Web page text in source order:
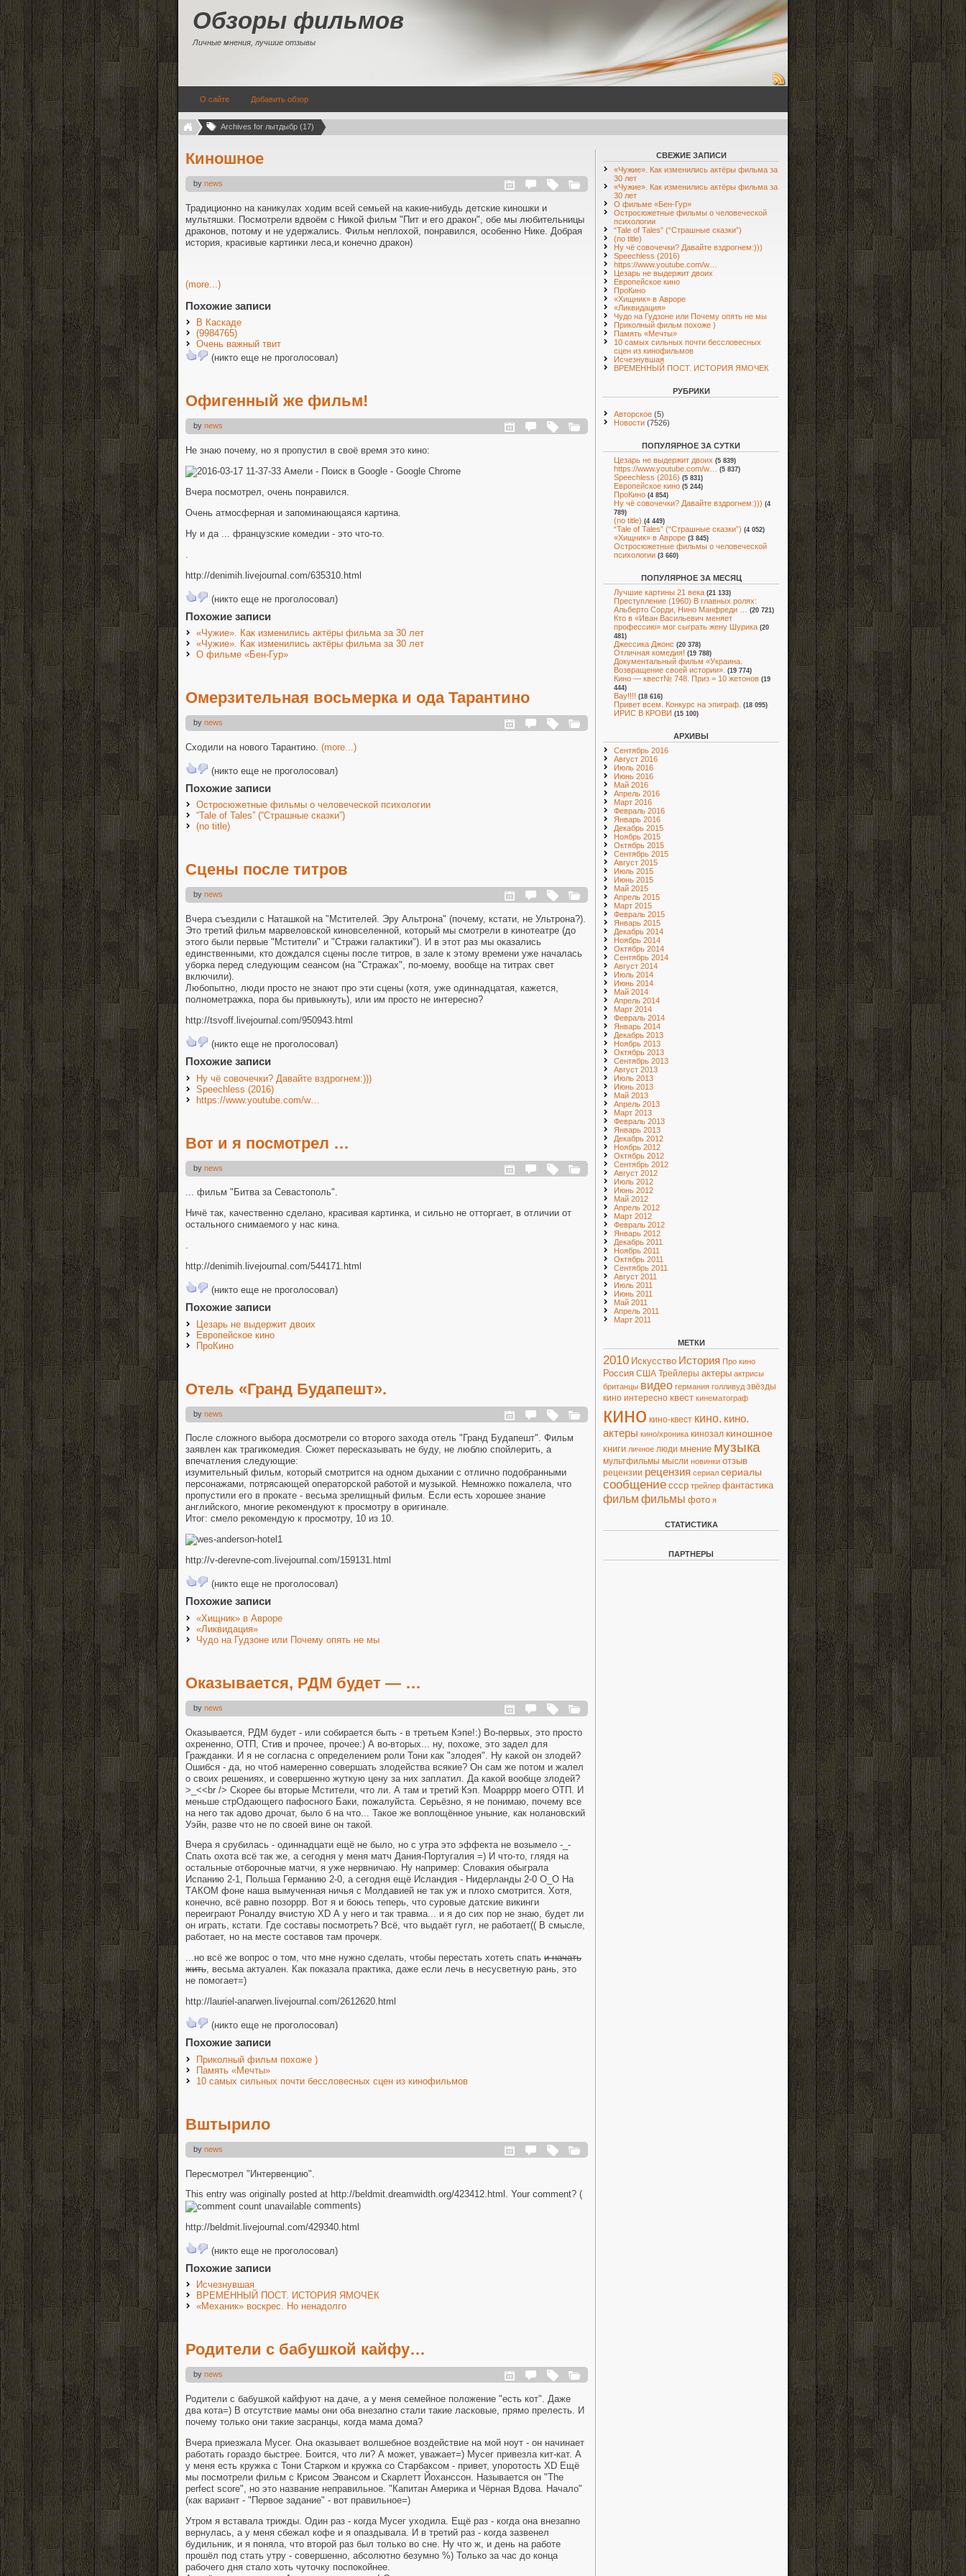
Обзоры фильмов
Личные мнения, лучшие отзывы
О сайте Добавить обзор
Archives for лытдыбр (17)
Киношное
by news
Традиционно на каникулах ходим всей семьей на какие-нибудь детские киношки и
мультяшки. Посмотрели вдвоём с Никой фильм "Пит и его дракон", обе мы любительницы
драконов, потому и не удержались. Фильм неплохой, понравился, особенно Нике. Добрая
история, красивые картинки леса,и конечно дракон)
(more...)
Похожие записи
В Каскаде
(9984765)
Очень важный твит
(никто еще не проголосовал)
Офигенный же фильм!
by news
Не знаю почему, но я пропустил в своё время это кино:
Вчера посмотрел, очень понравился.
Очень атмосферная и запоминающаяся картина.
Ну и да ... французские комедии - это что-то.
.
http://denimih.livejournal.com/635310.html
(никто еще не проголосовал)
Похожие записи
«Чужие». Как изменились актёры фильма за 30 лет
«Чужие». Как изменились актёры фильма за 30 лет
О фильме «Бен-Гур»
Омерзительная восьмерка и ода Тарантино
by news
Сходили на нового Тарантино. (more...)
(никто еще не проголосовал)
Похожие записи
Остросюжетные фильмы о человеческой психологии
“Tale of Tales” (“Страшные сказки”)
(no title)
Сцены после титров
by news
Вчера съездили с Наташкой на "Мстителей. Эру Альтрона" (почему, кстати, не Ультрона?).
Это третий фильм марвеловской киновселенной, который мы смотрели в кинотеатре (до
этого были первые "Мстители" и "Стражи галактики"). И в этот раз мы оказались
единственными, кто дождался сцены после титров, в зале к этому времени уже началась
уборка перед следующим сеансом (на "Стражах", по-моему, вообще на титрах свет
включили).
Любопытно, люди просто не знают про эти сцены (хотя, уже одиннадцатая, кажется,
полнометражка, пора бы привыкнуть), или им просто не интересно?
http://tsvoff.livejournal.com/950943.html
(никто еще не проголосовал)
Похожие записи
Ну чё совочечки? Давайте вздрогнем:)))
Speechless (2016)
https://www.youtube.com/w…
Вот и я посмотрел …
by news
... фильм "Битва за Севастополь".
Ничё так, качественно сделано, красивая картинка, и сильно не отторгает, в отличии от
остального снимаемого у нас кина.
.
http://denimih.livejournal.com/544171.html
(никто еще не проголосовал)
Похожие записи
Цезарь не выдержит двоих
Европейское кино
ПроКино
Отель «Гранд Будапешт».
by news
После сложного выбора досмотрели со второго захода отель "Гранд Будапешт". Фильм
заявлен как трагикомедия. Сюжет пересказывать не буду, не люблю спойлерить, а
впечатления следующие:
изумительный фильм, который смотрится на одном дыхании с отлично подобранными
персонажами, потрясающей операторской работой и музыкой. Немножко пожалела, что
пропустили его в прокате - весьма зрелищный фильм. Если есть хорошее знание
английского, многие рекомендуют к просмотру в оригинале.
Итог: смело рекомендую к просмотру, 10 из 10.
http://v-derevne-com.livejournal.com/159131.html
(никто еще не проголосовал)
Похожие записи
«Хищник» в Авроре
«Ликвидация»
Чудо на Гудзоне или Почему опять не мы
Оказывается, РДМ будет — …
by news
Оказывается, РДМ будет - или собирается быть - в третьем Кэпе!:) Во-первых, это просто
охрененно, ОТП, Стив и прочее, прочее:) А во-вторых... ну, похоже, это задел для
Гражданки. И я не согласна с определением роли Тони как "злодея". Ну какой он злодей?
Ошибся - да, но чтоб намеренно совершать злодейства всякие? Он сам же потом и жалел
о своих решениях, и совершенно жуткую цену за них заплатил. Да какой вообще злодей?
>_<<br /> Скорее бы вторые Мстители, что ли. А там и третий Кэп. Моарррр моего ОТП. И
меньше стрОдающего пафосного Баки, пожалуйста. Серьёзно, я не понимаю, почему все
на него так адово дрочат, было б на что... Такое же воплощённое уныние, как нолановский
Уэйн, разве что не по своей вине он такой.
Вчера я срубилась - одиннадцати ещё не было, но с утра это эффекта не возымело -_-
Спать охота всё так же, а сегодня у меня матч Дания-Португалия =) И что-то, глядя на
остальные отборочные матчи, я уже нервничаю. Ну например: Словакия обыграла
Испанию 2-1, Польша Германию 2-0, а сегодня ещё Исландия - Нидерланды 2-0 О_О На
ТАКОМ фоне наша вымученная ничья с Молдавией не так уж и плохо смотрится. Хотя,
конечно, всё равно позоррр. Вот я и боюсь теперь, что суровые датские викинги
переиграют Роналду вчистую XD А у него и так травма... и я до сих пор не знаю, будет ли
он играть, кстати. Где составы посмотреть? Всё, что выдаёт гугл, не работает(( В смысле,
работает, но на месте составов там прочерк.
...но всё же вопрос о том, что мне нужно сделать, чтобы перестать хотеть спать и начать
жить, весьма актуален. Как показала практика, даже если лечь в несусветную рань, это
не помогает=)
http://lauriel-anarwen.livejournal.com/2612620.html
(никто еще не проголосовал)
Похожие записи
Приколный фильм похоже )
Память «Мечты»
10 самых сильных почти бессловесных сцен из кинофильмов
Вштырило
by news
Пересмотрел "Интервенцию".
This entry was originally posted at http://beldmit.dreamwidth.org/423412.html. Your comment? (
comments)
http://beldmit.livejournal.com/429340.html
(никто еще не проголосовал)
Похожие записи
Исчезнувшая
ВРЕМЕННЫЙ ПОСТ. ИСТОРИЯ ЯМОЧЕК
«Механик» воскрес. Но ненадолго
Родители с бабушкой кайфу…
by news
Родители с бабушкой кайфуют на даче, а у меня семейное положение "есть кот". Даже
два кота=) В отсутствие мамы они оба внезапно стали такие ласковые, прямо прелесть. И
почему только они такие засранцы, когда мама дома?
Вчера приезжала Мусег. Она оказывает волшебное воздействие на мой ноут - он начинает
работать гораздо быстрее. Боится, что ли? А может, уважает=) Мусег привезла кит-кат. А
у меня есть кружка с Тони Старком и кружка со Старбаксом - привет, упоротость XD Ещё
мы посмотрели фильм с Крисом Эвансом и Скарлетт Йоханссон. Называется он "The
perfect score", но это название неправильное. "Капитан Америка и Чёрная Вдова. Начало"
(как вариант - "Первое задание" - вот правильное=)
Утром я вставала трижды. Один раз - когда Мусег уходила. Ещё раз - когда она внезапно
вернулась, а у меня сбежал кофе и я опаздывала. И в третий раз - когда зазвенел
будильник, и я поняла, что второй раз был только во сне. Ну что ж, и день на работе
прошёл под стать утру - совершенно, абсолютно безумно %) Только за час до конца
рабочего дня стало хоть чуточку поспокойнее.
СВЕЖИЕ ЗАПИСИ
«Чужие». Как изменились актёры фильма за
30 лет
«Чужие». Как изменились актёры фильма за
30 лет
О фильме «Бен-Гур»
Остросюжетные фильмы о человеческой
психологии
“Tale of Tales” (“Страшные сказки”)
(no title)
Ну чё совочечки? Давайте вздрогнем:)))
Speechless (2016)
https://www.youtube.com/w…
Цезарь не выдержит двоих
Европейское кино
ПроКино
«Хищник» в Авроре
«Ликвидация»
Чудо на Гудзоне или Почему опять не мы
Приколный фильм похоже )
Память «Мечты»
10 самых сильных почти бессловесных
сцен из кинофильмов
Исчезнувшая
ВРЕМЕННЫЙ ПОСТ. ИСТОРИЯ ЯМОЧЕК
РУБРИКИ
Авторское (5)
Новости (7526)
ПОПУЛЯРНОЕ ЗА СУТКИ
Цезарь не выдержит двоих (5 839)
https://www.youtube.com/w… (5 837)
Speechless (2016) (5 831)
Европейское кино (5 244)
ПроКино (4 854)
Ну чё совочечки? Давайте вздрогнем:))) (4
789)
(no title) (4 449)
“Tale of Tales” (“Страшные сказки”) (4 052)
«Хищник» в Авроре (3 845)
Остросюжетные фильмы о человеческой
психологии (3 660)
ПОПУЛЯРНОЕ ЗА МЕСЯЦ
Лучшие картины 21 века (21 133)
Преступление (1960) В главных ролях:
Альберто Сорди, Нино Манфреди …
(20 721)
Кто в «Иван Васильевич меняет
профессию» мог сыграть жену Шурика (20
481)
Джессика Джонс (20 378)
Отличная комедия! (19 788)
Документальный фильм «Украина.
Возвращение своей истории». (19 774)
Кино — квест№ 748. Приз = 10 жетонов (19
444)
Вау!!!! (18 616)
Привет всем. Конкурс на эпиграф. (18 095)
ИРИС В КРОВИ (15 100)
АРХИВЫ
Сентябрь 2016
Август 2016
Июль 2016
Июнь 2016
Май 2016
Апрель 2016
Март 2016
Февраль 2016
Январь 2016
Декабрь 2015
Ноябрь 2015
Октябрь 2015
Сентябрь 2015
Август 2015
Июль 2015
Июнь 2015
Май 2015
Апрель 2015
Март 2015
Февраль 2015
Январь 2015
Декабрь 2014
Ноябрь 2014
Октябрь 2014
Сентябрь 2014
Август 2014
Июль 2014
Июнь 2014
Май 2014
Апрель 2014
Март 2014
Февраль 2014
Январь 2014
Декабрь 2013
Ноябрь 2013
Октябрь 2013
Сентябрь 2013
Август 2013
Июль 2013
Июнь 2013
Май 2013
Апрель 2013
Март 2013
Февраль 2013
Январь 2013
Декабрь 2012
Ноябрь 2012
Октябрь 2012
Сентябрь 2012
Август 2012
Июль 2012
Июнь 2012
Май 2012
Апрель 2012
Март 2012
Февраль 2012
Январь 2012
Декабрь 2011
Ноябрь 2011
Октябрь 2011
Сентябрь 2011
Август 2011
Июль 2011
Июнь 2011
Май 2011
Апрель 2011
Март 2011
МЕТКИ
2010 Искусство История Про кино
Россия США Трейлеры актеры актрисы
британцы видео германия голливуд звёзды
кино интересно квест кинематограф
кино кино-квест кино. кино.
актеры кино/хроника кинозал киношное
книги личное люди мнение музыка
мультфильмы мысли новинки отзыв
рецензии рецензия сериал сериалы
сообщение ссср трейлер фантастика
фильм фильмы фото я
СТАТИСТИКА
ПАРТНЕРЫ